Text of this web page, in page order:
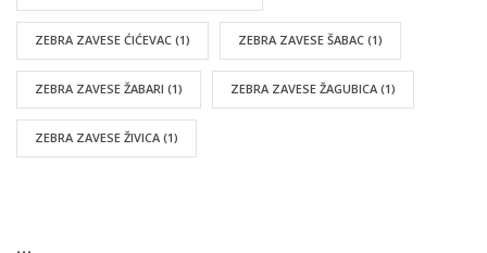
ZEBRA ZAVESE ĆIĆEVAC (1) ZEBRA ZAVESE ŠABAC (1)
ZEBRA ZAVESE ŽABARI (1) ZEBRA ZAVESE ŽAGUBICA (1)
ZEBRA ZAVESE ŽIVICA (1)
…